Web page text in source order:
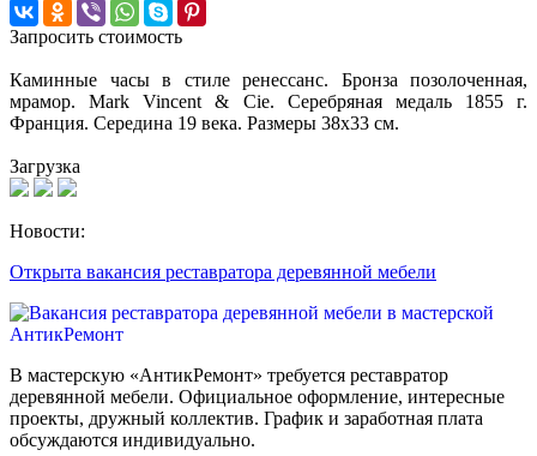
Запросить стоимость
Каминные часы в стиле ренессанс. Бронза позолоченная,
мрамор. Mark Vincent & Cie. Серебряная медаль 1855 г.
Франция. Середина 19 века. Размеры 38х33 см.
Загрузка
Новости:
Открыта вакансия реставратора деревянной мебели
В мастерскую «АнтикРемонт» требуется реставратор
деревянной мебели. Официальное оформление, интересные
проекты, дружный коллектив. График и заработная плата
обсуждаются индивидуально.